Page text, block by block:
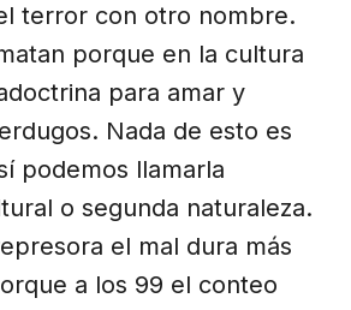
terror con otro nombre.
porque en la cultura
para amar y
Nada de esto es
podemos llamarla
o segunda naturaleza.
el mal dura más
a los 99 el conteo